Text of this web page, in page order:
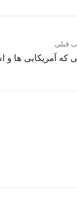
قبلی
که آمریکایی ها و